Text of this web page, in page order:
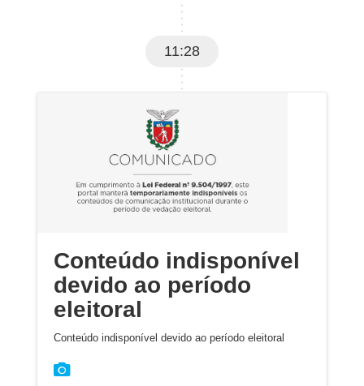
11:28
Conteúdo indisponível
devido ao período
eleitoral
Conteúdo indisponível devido ao período eleitoral